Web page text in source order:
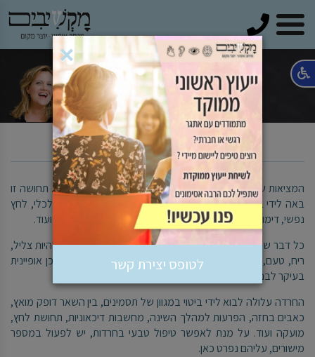
טיפול טבעי בחרדות בכל עת
המציאות שנכפתה עלינו, מעוררת אצל רבים תחושה של חרדה. תחושה זו
באה לידי ביטוי בדאגה ממושכת ויומיומית, לעתים בשל לחץ כלכלי, לחץ
נפשי, דימוי עצמי, חוסר איזון הורמונלי, דאגה בשל מצב בריאותי ועוד.
כל דבר שמעורר מחשבה יכול להביא להתקף חרדה. זה יכול להיות צליל,
ריח, טעם, מראה וכדומה, חרדה נקשרת לחשיבה ולתודעה ולכן אופיינית
בעיקר לבני אדם, שמצוידים ביכולות חשיבה מפותחות.
החרדה עלולה לבוא לידי ביטוי במגוון של תסמינים, בין השאר דופק מואץ,
כאבים בחזה, הפרעות למהלך השינה, מחשבות דיכאוניות, תחושת לחץ,
מועקה ועוד. על מנת לאפשר טיפול טבעי בחרדות, יש לפעול במספר
מישורים, עליהם נפרט כאן.
×
לטופס יצירת קשר